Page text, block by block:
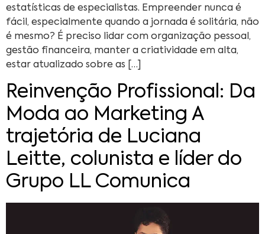
estatísticas de especialistas. Empreender nunca é
fácil, especialmente quando a jornada é solitária, não
é mesmo? É preciso lidar com organização pessoal,
gestão financeira, manter a criatividade em alta,
estar atualizado sobre as […]
Reinvenção Profissional: Da
Moda ao Marketing A
trajetória de Luciana
Leitte, colunista e líder do
Grupo LL Comunica